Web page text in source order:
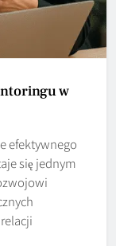
w
efektywnego
się jednym